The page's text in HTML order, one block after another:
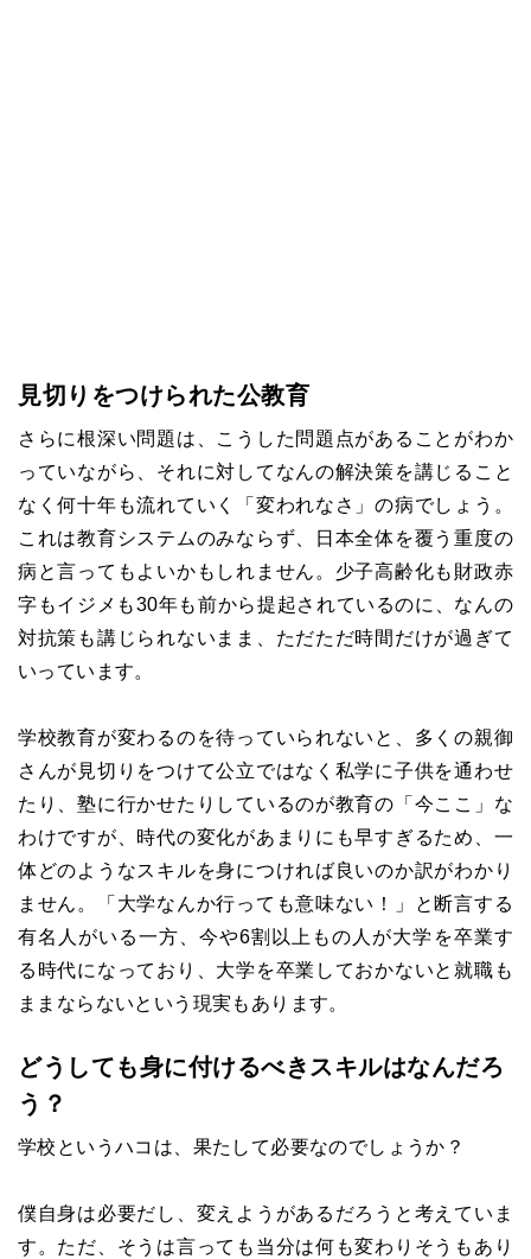
見切りをつけられた公教育
さらに根深い問題は、こうした問題点があることがわか
っていながら、それに対してなんの解決策を講じること
なく何十年も流れていく「変われなさ」の病でしょう。
これは教育システムのみならず、日本全体を覆う重度の
病と言ってもよいかもしれません。少子高齢化も財政赤
字もイジメも30年も前から提起されているのに、なんの
対抗策も講じられないまま、ただただ時間だけが過ぎて
いっています。
学校教育が変わるのを待っていられないと、多くの親御
さんが見切りをつけて公立ではなく私学に子供を通わせ
たり、塾に行かせたりしているのが教育の「今ここ」な
わけですが、時代の変化があまりにも早すぎるため、一
体どのようなスキルを身につければ良いのか訳がわかり
ません。「大学なんか行っても意味ない！」と断言する
有名人がいる一方、今や6割以上もの人が大学を卒業す
る時代になっており、大学を卒業しておかないと就職も
ままならないという現実もあります。
どうしても身に付けるべきスキルはなんだろ
う？
学校というハコは、果たして必要なのでしょうか？
僕自身は必要だし、変えようがあるだろうと考えていま
す。ただ、そうは言っても当分は何も変わりそうもあり